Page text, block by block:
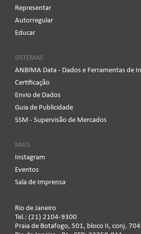
Representar
Autorregular
Educar
SISTEMAS
ANBIMA Data - Dados e Ferramentas de
Certificação
Envio de Dados
Guia de Publicidade
SSM - Supervisão de Mercados
MAIS
Instagram
Eventos
Sala de Imprensa
Rio de Janeiro
Tel.: (21) 2104-9300
Praia de Botafogo, 501, bloco II, conj.